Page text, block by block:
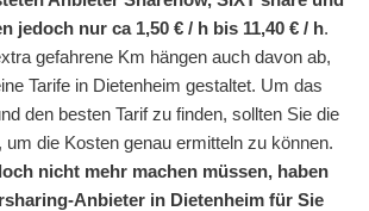
jedoch nur ca 1,50 € / h bis 11,40 € / h.
gefahrene Km hängen auch davon ab,
Tarife in Dietenheim gestaltet. Um das
den besten Tarif zu finden, sollten Sie die
um die Kosten genau ermitteln zu können.
nicht mehr machen müssen, haben
Anbieter in Dietenheim für Sie